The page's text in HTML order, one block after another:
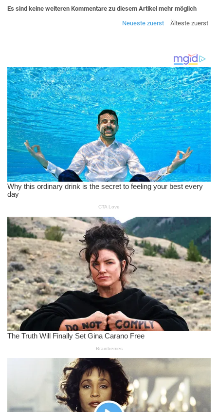
Es sind keine weiteren Kommentare zu diesem Artikel mehr möglich
Neueste zuerst
Älteste zuerst